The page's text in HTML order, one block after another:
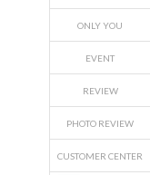
ONLY YOU
EVENT
REVIEW
PHOTO REVIEW
CUSTOMER CENTER